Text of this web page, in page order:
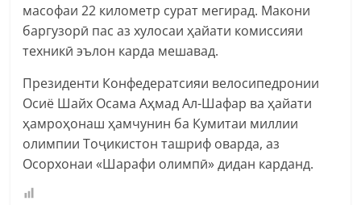
масофаи 22 километр сурат мегирад. Макони
баргузорӣ пас аз хулосаи ҳайати комиссияи
техникӣ эълон карда мешавад.
Президенти Конфедератсияи велосипедронии
Осиё Шайх Осама Аҳмад Ал-Шафар ва ҳайати
ҳамроҳонаш ҳамчунин ба Кумитаи миллии
олимпии Тоҷикистон ташриф оварда, аз
Осорхонаи «Шарафи олимпӣ» дидан карданд.